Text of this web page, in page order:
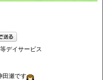
デイサービス
田瀬です